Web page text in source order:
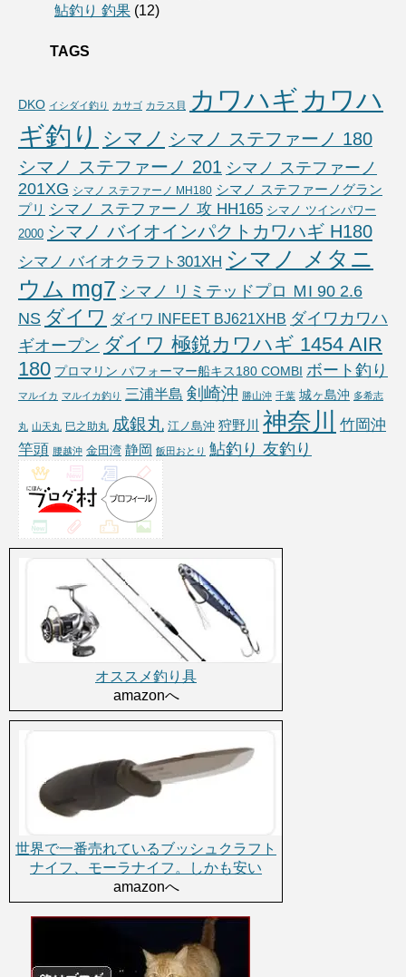
鮎釣り 釣果 (12)
TAGS
DKO イシダイ釣り カサゴ カラス貝 カワハギ カワハ
ギ釣り シマノ シマノ ステファーノ 180
シマノ ステファーノ 201 シマノ ステファーノ
201XG シマノ ステファーノ MH180 シマノ ステファーノグラン
プリ シマノ ステファーノ 攻 HH165 シマノ ツインパワー
2000 シマノ バイオインパクトカワハギ H180
シマノ バイオクラフト301XH シマノ メタニ
ウム mg7 シマノ リミテッドプロ ＭI 90 2.6
NS ダイワ ダイワ INFEET BJ621XHB ダイワカワハ
ギオープン ダイワ 極鋭カワハギ 1454 AIR
180 プロマリン パフォーマー船キス180 COMBI ボート釣り
マルイカ マルイカ釣り 三浦半島 剣崎沖 勝山沖 千葉 城ヶ島沖 多希志
丸 山天丸 巳之助丸 成銀丸 江ノ島沖 狩野川 神奈川
竹岡沖
竿頭 腰越沖 金田湾 静岡 飯田おとり 鮎釣り 友釣り
オススメ釣り具
amazonへ
世界で一番売れているブッシュクラフト
ナイフ、モーラナイフ。しかも安い
amazonへ